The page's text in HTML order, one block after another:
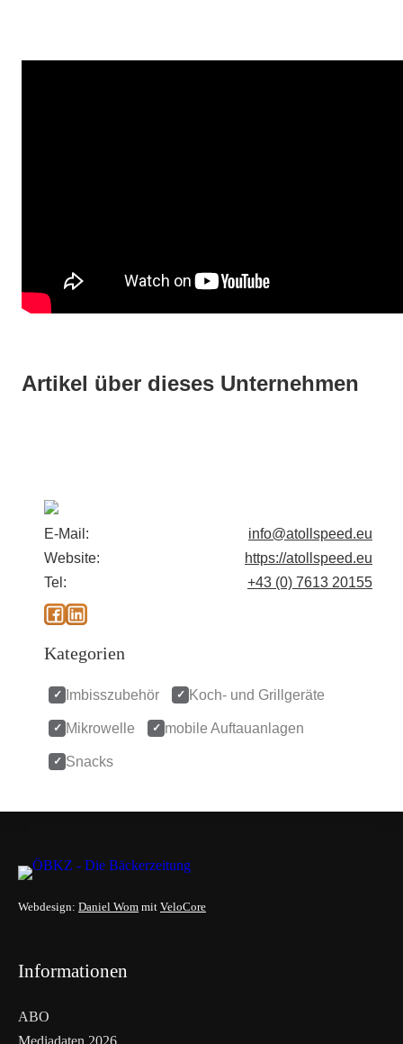
Artikel über dieses Unternehmen
E-Mail:
info@atollspeed.eu
Website:
https://atollspeed.eu
Tel:
+43 (0) 7613 20155
Kategorien
Imbisszubehör Koch- und Grillgeräte
Mikrowelle mobile Auftauanlagen
Snacks
Webdesign: Daniel Wom mit VeloCore
Informationen
ABO